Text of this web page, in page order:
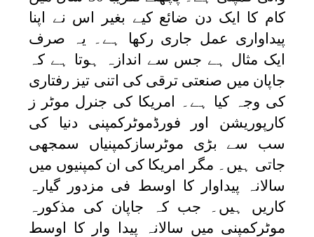
کام کا ایک دن ضائع کیے بغیر اس نے اپنا
پیداواری عمل جاری رکھا ہے۔ یہ صرف
ایک مثال ہے جس سے اندازہ ہوتا ہے کہ
جاپان میں صنعتی ترقی کی اتنی تیز رفتاری
کی وجہ کیا ہے۔ امریکا کی جنرل موٹر ز
کارپوریشن اور فورڈموٹرکمپنی دنیا کی
سب سے بڑی موٹرسازکمپنیاں سمجھی
جاتی ہیں۔ مگر امریکا کی ان کمپنیوں میں
سالانہ پیداوار کا اوسط فی مزدور گیارہ
کاریں ہیں۔ جب کہ جاپان کی مذکورہ
موٹرکمپنی میں سالانہ پیدا وار کا اوسط